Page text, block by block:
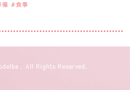
した。
備
食事
. All Rights Reserved.